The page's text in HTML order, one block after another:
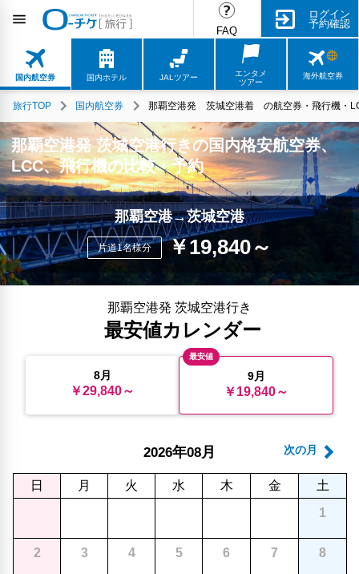
FAQ
ログイン
予約確認
国内航空券 国内ホテル JALツアー
エンタメ
ツアー
海外航空券
旅行TOP 国内航空券 那覇空港発 茨城空港着 の航空券・飛行機・
那覇空港発 茨城空港行きの国内格安航空券、
LCC、飛行機の比較・予約
那覇空港→茨城空港
片道1名様分 ￥19,840～
那覇空港発 茨城空港行き
最安値カレンダー
8月
￥29,840～
最安値
9月
￥19,840～
次の月
2026年08月
日 月 火 水 木 金
土
1
2 3 4 5 6 7 8